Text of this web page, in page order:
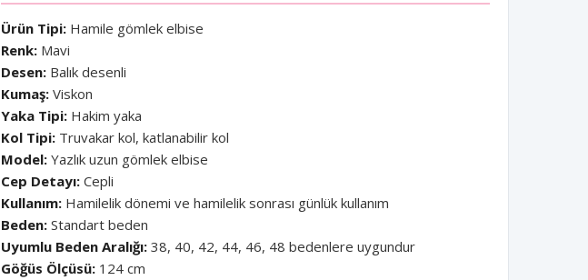
Ürün Tipi: Hamile gömlek elbise
Renk: Mavi
Desen: Balık desenli
Kumaş: Viskon
Yaka Tipi: Hakim yaka
Kol Tipi: Truvakar kol, katlanabilir kol
Model: Yazlık uzun gömlek elbise
Cep Detayı: Cepli
Kullanım: Hamilelik dönemi ve hamilelik sonrası günlük kullanım
Beden: Standart beden
Uyumlu Beden Aralığı: 38, 40, 42, 44, 46, 48 bedenlere uygundur
Göğüs Ölçüsü: 124 cm